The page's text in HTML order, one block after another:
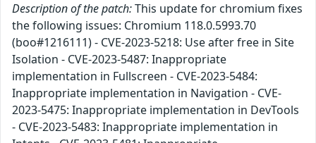
Description of the patch:This update for chromium fixes
the following issues: Chromium 118.0.5993.70
(boo#1216111) - CVE-2023-5218: Use after free in Site
Isolation - CVE-2023-5487: Inappropriate
implementation in Fullscreen - CVE-2023-5484:
Inappropriate implementation in Navigation - CVE-
2023-5475: Inappropriate implementation in DevTools
- CVE-2023-5483: Inappropriate implementation in